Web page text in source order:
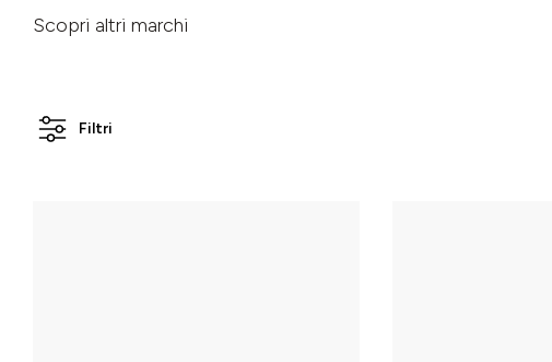
Scopri altri marchi
Filtri